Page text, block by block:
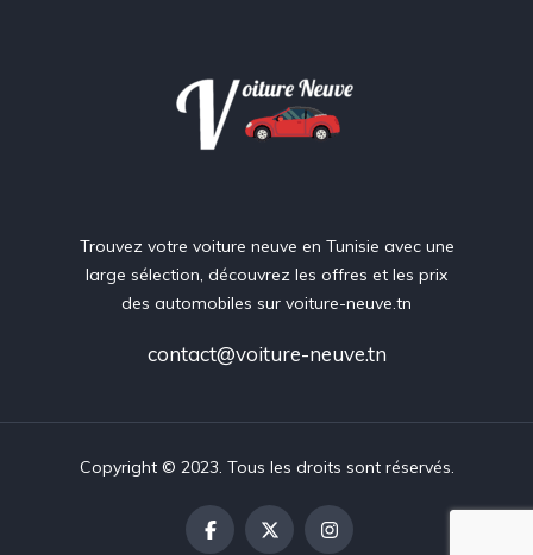
Trouvez votre voiture neuve en Tunisie avec une
large sélection, découvrez les offres et les prix
des automobiles sur voiture-neuve.tn
contact@voiture-neuve.tn
Copyright © 2023. Tous les droits sont réservés.